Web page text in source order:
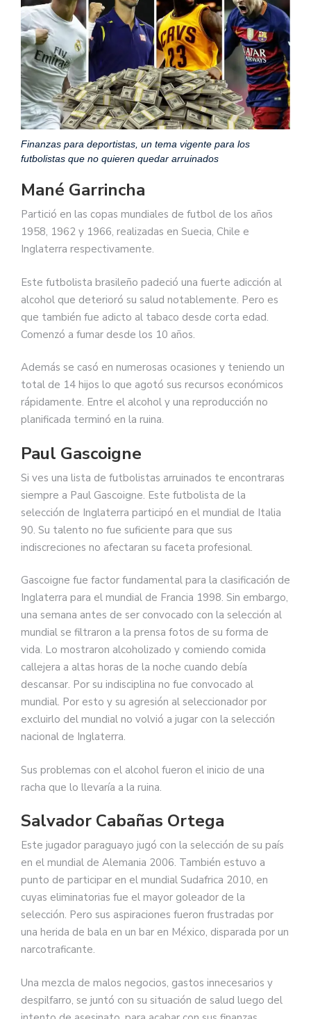
Finanzas para deportistas, un tema vigente para los
futbolistas que no quieren quedar arruinados
Mané Garrincha
Partició en las copas mundiales de futbol de los años
1958, 1962 y 1966, realizadas en Suecia, Chile e
Inglaterra respectivamente.
Este futbolista brasileño padeció una fuerte adicción al
alcohol que deterioró su salud notablemente. Pero es
que también fue adicto al tabaco desde corta edad.
Comenzó a fumar desde los 10 años.
Además se casó en numerosas ocasiones y teniendo un
total de 14 hijos lo que agotó sus recursos económicos
rápidamente. Entre el alcohol y una reproducción no
planificada terminó en la ruina.
Paul Gascoigne
Si ves una lista de futbolistas arruinados te encontraras
siempre a Paul Gascoigne. Este futbolista de la
selección de Inglaterra participó en el mundial de Italia
90. Su talento no fue suficiente para que sus
indiscreciones no afectaran su faceta profesional.
Gascoigne fue factor fundamental para la clasificación de
Inglaterra para el mundial de Francia 1998. Sin embargo,
una semana antes de ser convocado con la selección al
mundial se filtraron a la prensa fotos de su forma de
vida. Lo mostraron alcoholizado y comiendo comida
callejera a altas horas de la noche cuando debía
descansar. Por su indisciplina no fue convocado al
mundial. Por esto y su agresión al seleccionador por
excluirlo del mundial no volvió a jugar con la selección
nacional de Inglaterra.
Sus problemas con el alcohol fueron el inicio de una
racha que lo llevaría a la ruina.
Salvador Cabañas Ortega
Este jugador paraguayo jugó con la selección de su país
en el mundial de Alemania 2006. También estuvo a
punto de participar en el mundial Sudafrica 2010, en
cuyas eliminatorias fue el mayor goleador de la
selección. Pero sus aspiraciones fueron frustradas por
una herida de bala en un bar en México, disparada por un
narcotraficante.
Una mezcla de malos negocios, gastos innecesarios y
despilfarro, se juntó con su situación de salud luego del